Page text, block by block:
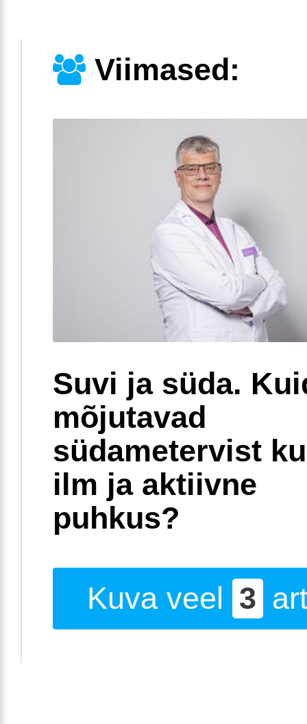
Viimased:
Suvi ja süda.
mõjutavad
südametervist
ilm ja aktiivne
puhkus?
Kuva veel 3